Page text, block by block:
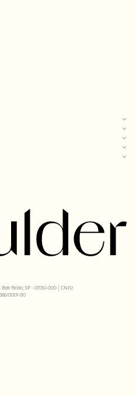
Bom Retiro, SP - 01130-000 | CNPJ:
0001-90